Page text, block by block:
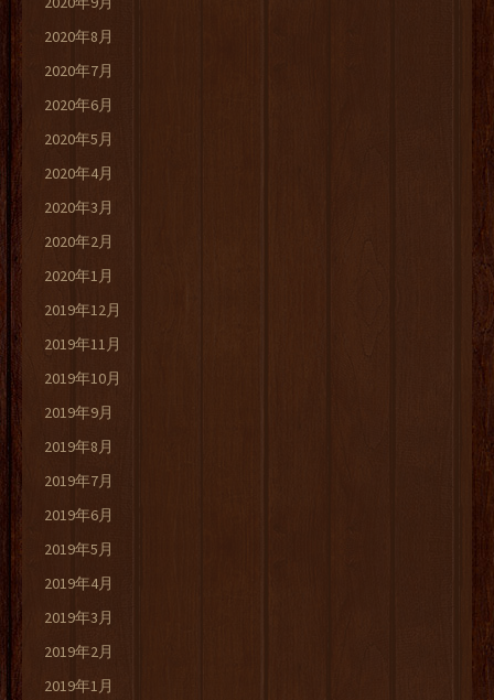
2020年8月
2020年7月
2020年6月
2020年5月
2020年4月
2020年3月
2020年2月
2020年1月
2019年12月
2019年11月
2019年10月
2019年9月
2019年8月
2019年7月
2019年6月
2019年5月
2019年4月
2019年3月
2019年2月
2019年1月